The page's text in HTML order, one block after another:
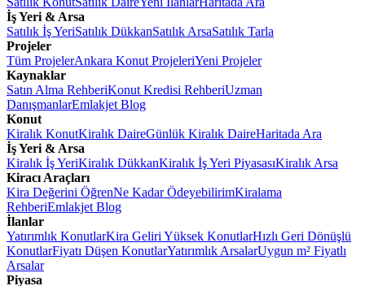
İş Yeri & Arsa
Satılık İş YeriSatılık DükkanSatılık ArsaSatılık Tarla
Projeler
Tüm ProjelerAnkara Konut ProjeleriYeni Projeler
Kaynaklar
Satın Alma RehberiKonut Kredisi RehberiUzman
DanışmanlarEmlakjet Blog
Konut
Kiralık KonutKiralık DaireGünlük Kiralık DaireHaritada Ara
İş Yeri & Arsa
Kiralık İş YeriKiralık DükkanKiralık İş Yeri PiyasasıKiralık Arsa
Kiracı Araçları
Kira Değerini ÖğrenNe Kadar ÖdeyebilirimKiralama
RehberiEmlakjet Blog
İlanlar
Yatırımlık KonutlarKira Geliri Yüksek KonutlarHızlı Geri Dönüşlü
KonutlarFiyatı Düşen KonutlarYatırımlık ArsalarUygun m² Fiyatlı
Arsalar
Piyasa